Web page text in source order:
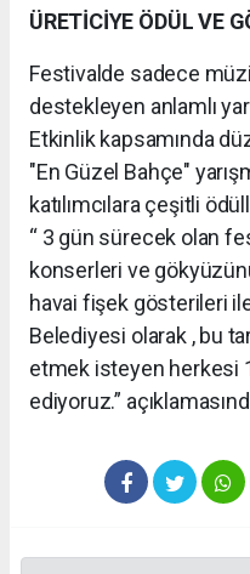
ÜRETİCİYE ÖDÜL VE
Festivalde sadece
destekleyen anlamlı
Etkinlik kapsamında
"En Güzel Bahçe"
katılımcılara çeşitli
“ 3 gün sürecek olan
konserleri ve
havai fişek gösterileri
Belediyesi olarak , bu
etmek isteyen herkesi
ediyoruz.”